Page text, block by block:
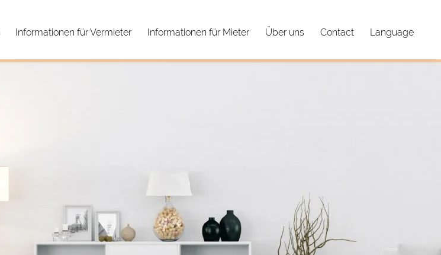
Informationen für Vermieter Informationen für Mieter Über uns Contact Language